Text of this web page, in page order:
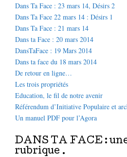
Dans Ta Face : 23 mars 14, Désirs 2
Dans Ta Face 22 mars 14 : Désirs 1
Dans Ta Face : 21 mars 14
Dans ta Face : 20 mars 2014
DansTaFace : 19 Mars 2014
Dans ta face du 18 mars 2014
De retour en ligne…
Les trois propriétés
Education, le fil de notre avenir
Référendum d’Initiative Populaire et
Un manuel PDF pour l’Agora
DANS TA FACE :
rubrique .